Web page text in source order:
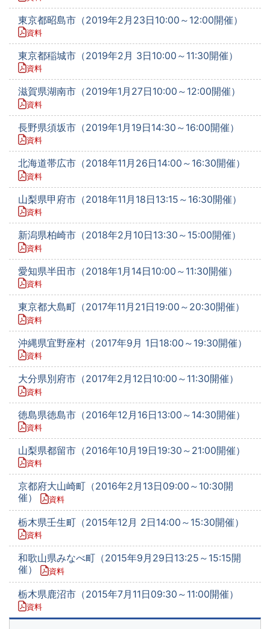
東京都昭島市（2019年2月23日10:00～12:00開催）
資料
東京都稲城市（2019年2月 3日10:00～11:30開催）
資料
滋賀県湖南市（2019年1月27日10:00～12:00開催）
資料
長野県須坂市（2019年1月19日14:30～16:00開催）
資料
北海道帯広市（2018年11月26日14:00～16:30開催）
資料
山梨県甲府市（2018年11月18日13:15～16:30開催）
資料
新潟県柏崎市（2018年2月10日13:30～15:00開催）
資料
愛知県半田市（2018年1月14日10:00～11:30開催）
資料
東京都大島町（2017年11月21日19:00～20:30開催）
資料
沖縄県宜野座村（2017年9月 1日18:00～19:30開催）
資料
大分県別府市（2017年2月12日10:00～11:30開催）
資料
徳島県徳島市（2016年12月16日13:00～14:30開催）
資料
山梨県都留市（2016年10月19日19:30～21:00開催）
資料
京都府大山崎町（2016年2月13日09:00～10:30開
催）
資料
栃木県壬生町（2015年12月 2日14:00～15:30開催）
資料
和歌山県みなべ町（2015年9月29日13:25～15:15開
催）
資料
栃木県鹿沼市（2015年7月11日09:30～11:00開催）
資料